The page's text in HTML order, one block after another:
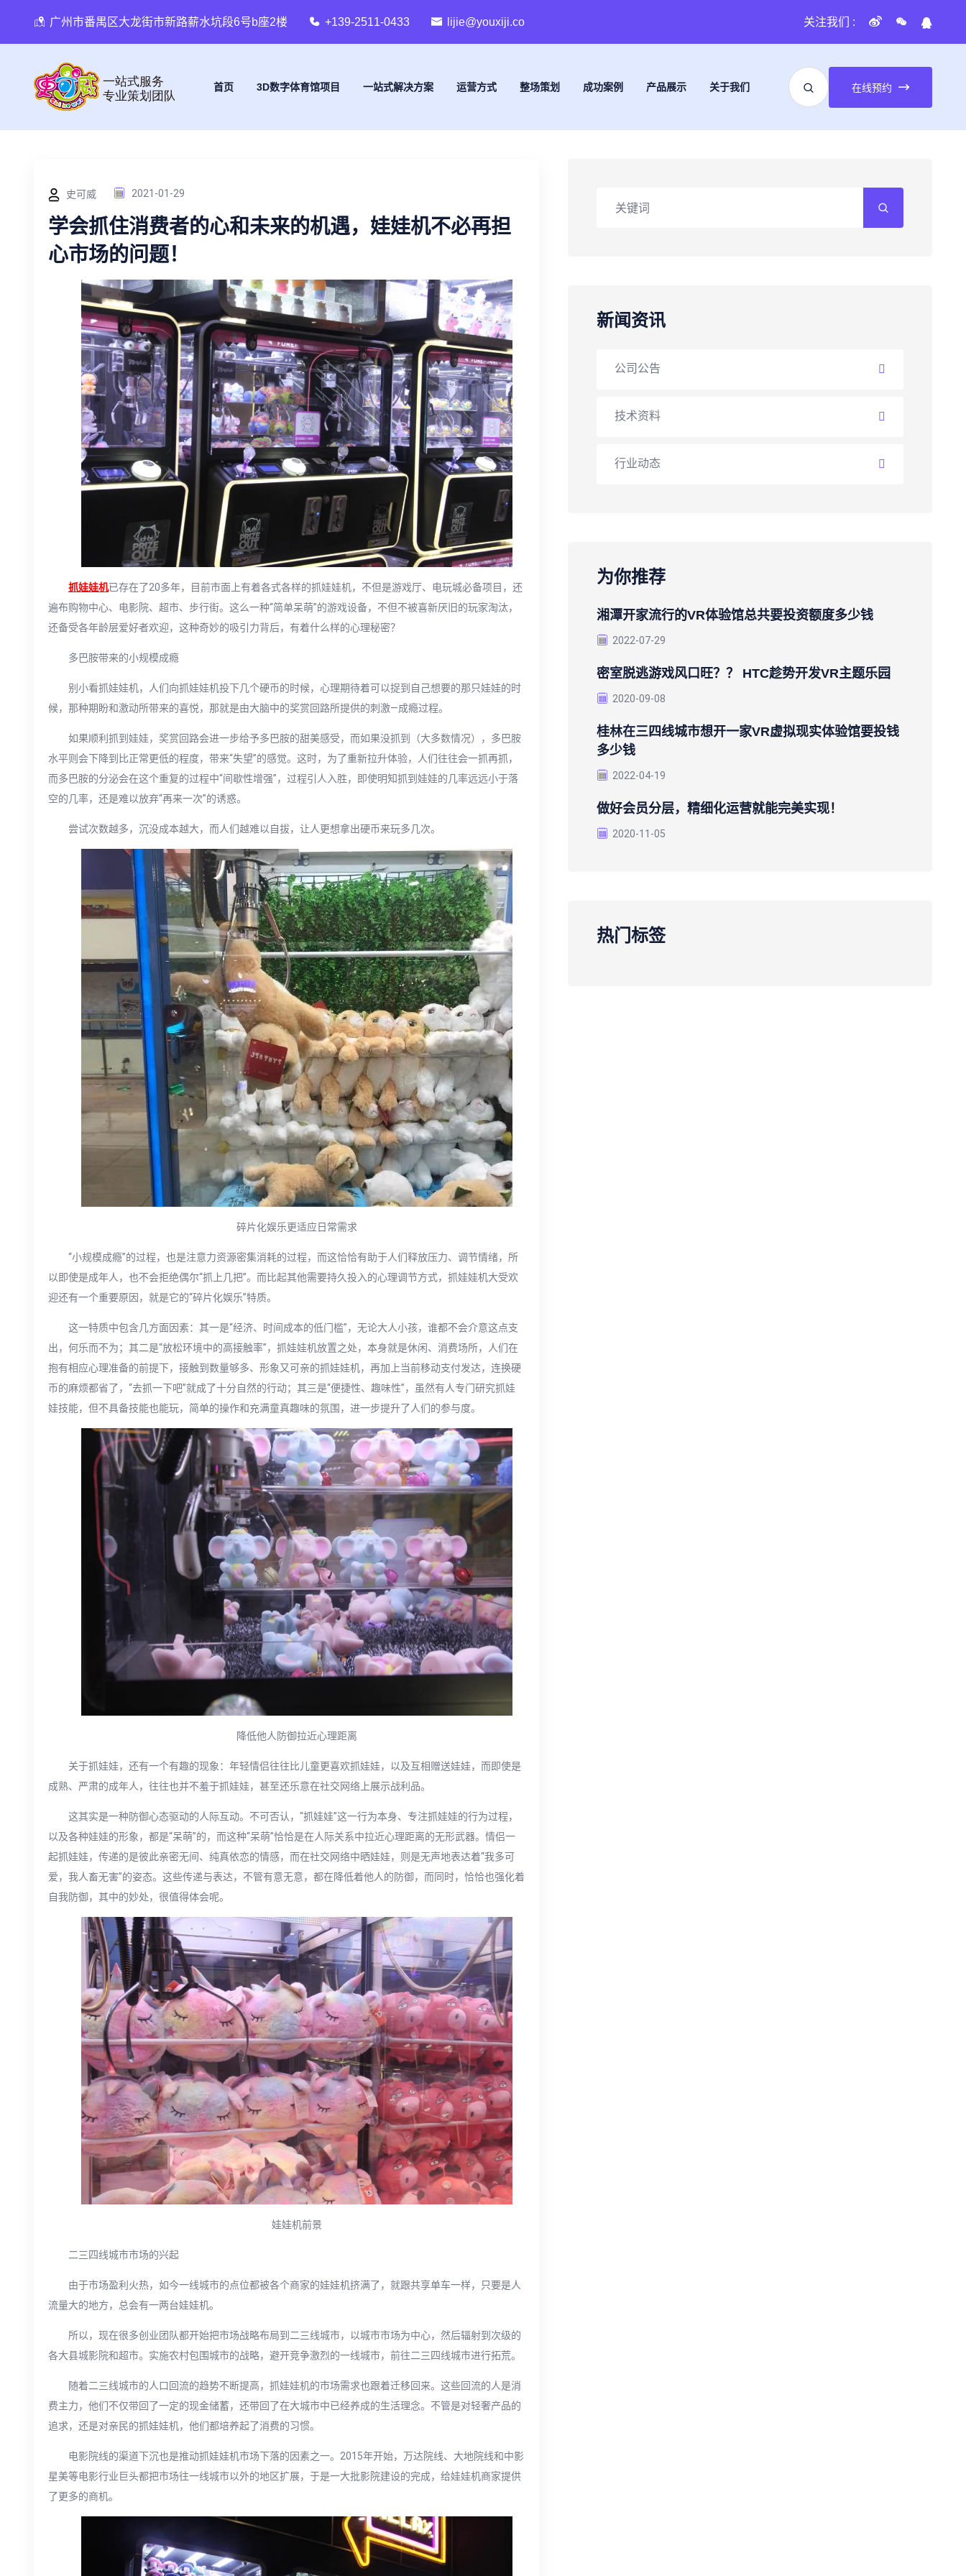
广州市番禺区大龙街市新路薪水坑段6号b座2楼 +139-2511-0433 lijie@youxiji.co 关注我们 :
首页 3D数字体育馆项目 一站式解决方案 运营方式 整场策划 成功案例 产品展示 关于我们 在线预约
史可威 2021-01-29
学会抓住消费者的心和未来的机遇，娃娃机不必再担
心市场的问题！
抓娃娃机已存在了20多年，目前市面上有着各式各样的抓娃娃机，不但是游戏厅、电玩城必备项目，还
遍布购物中心、电影院、超市、步行街。这么一种“简单呆萌”的游戏设备，不但不被喜新厌旧的玩家淘汰，
还备受各年龄层爱好者欢迎，这种奇妙的吸引力背后，有着什么样的心理秘密？
多巴胺带来的小规模成瘾
别小看抓娃娃机，人们向抓娃娃机投下几个硬币的时候，心理期待着可以捉到自己想要的那只娃娃的时
候，那种期盼和激动所带来的喜悦，那就是由大脑中的奖赏回路所提供的刺激—成瘾过程。
如果顺利抓到娃娃，奖赏回路会进一步给予多巴胺的甜美感受，而如果没抓到（大多数情况），多巴胺
水平则会下降到比正常更低的程度，带来“失望”的感觉。这时，为了重新拉升体验，人们往往会一抓再抓，
而多巴胺的分泌会在这个重复的过程中“间歇性增强”，过程引人入胜，即使明知抓到娃娃的几率远远小于落
空的几率，还是难以放弃“再来一次”的诱惑。
尝试次数越多，沉没成本越大，而人们越难以自拔，让人更想拿出硬币来玩多几次。
碎片化娱乐更适应日常需求
“小规模成瘾”的过程，也是注意力资源密集消耗的过程，而这恰恰有助于人们释放压力、调节情绪，所
以即使是成年人，也不会拒绝偶尔“抓上几把”。而比起其他需要持久投入的心理调节方式，抓娃娃机大受欢
迎还有一个重要原因，就是它的“碎片化娱乐”特质。
这一特质中包含几方面因素：其一是“经济、时间成本的低门槛”，无论大人小孩，谁都不会介意这点支
出，何乐而不为；其二是“放松环境中的高接触率”，抓娃娃机放置之处，本身就是休闲、消费场所，人们在
抱有相应心理准备的前提下，接触到数量够多、形象又可亲的抓娃娃机，再加上当前移动支付发达，连换硬
币的麻烦都省了，“去抓一下吧”就成了十分自然的行动；其三是“便捷性、趣味性”，虽然有人专门研究抓娃
娃技能，但不具备技能也能玩，简单的操作和充满童真趣味的氛围，进一步提升了人们的参与度。
降低他人防御拉近心理距离
关于抓娃娃，还有一个有趣的现象：年轻情侣往往比儿童更喜欢抓娃娃，以及互相赠送娃娃，而即使是
成熟、严肃的成年人，往往也并不羞于抓娃娃，甚至还乐意在社交网络上展示战利品。
这其实是一种防御心态驱动的人际互动。不可否认，“抓娃娃”这一行为本身、专注抓娃娃的行为过程，
以及各种娃娃的形象，都是“呆萌”的，而这种“呆萌”恰恰是在人际关系中拉近心理距离的无形武器。情侣一
起抓娃娃，传递的是彼此亲密无间、纯真依恋的情感，而在社交网络中晒娃娃，则是无声地表达着“我多可
爱，我人畜无害”的姿态。这些传递与表达，不管有意无意，都在降低着他人的防御，而同时，恰恰也强化着
自我防御，其中的妙处，很值得体会呢。
娃娃机前景
二三四线城市市场的兴起
由于市场盈利火热，如今一线城市的点位都被各个商家的娃娃机挤满了，就跟共享单车一样，只要是人
流量大的地方，总会有一两台娃娃机。
所以，现在很多创业团队都开始把市场战略布局到二三线城市，以城市市场为中心，然后辐射到次级的
各大县城影院和超市。实施农村包围城市的战略，避开竞争激烈的一线城市，前往二三四线城市进行拓荒。
随着二三线城市的人口回流的趋势不断提高，抓娃娃机的市场需求也跟着迁移回来。这些回流的人是消
费主力，他们不仅带回了一定的现金储蓄，还带回了在大城市中已经养成的生活理念。不管是对轻奢产品的
追求，还是对亲民的抓娃娃机，他们都培养起了消费的习惯。
电影院线的渠道下沉也是推动抓娃娃机市场下落的因素之一。2015年开始，万达院线、大地院线和中影
星美等电影行业巨头都把市场往一线城市以外的地区扩展，于是一大批影院建设的完成，给娃娃机商家提供
了更多的商机。
新闻资讯
公司公告
技术资料
行业动态
为你推荐
湘潭开家流行的VR体验馆总共要投资额度多少钱
2022-07-29
密室脱逃游戏风口旺？？ HTC趁势开发VR主题乐园
2020-09-08
桂林在三四线城市想开一家VR虚拟现实体验馆要投钱
多少钱
2022-04-19
做好会员分层，精细化运营就能完美实现！
2020-11-05
热门标签